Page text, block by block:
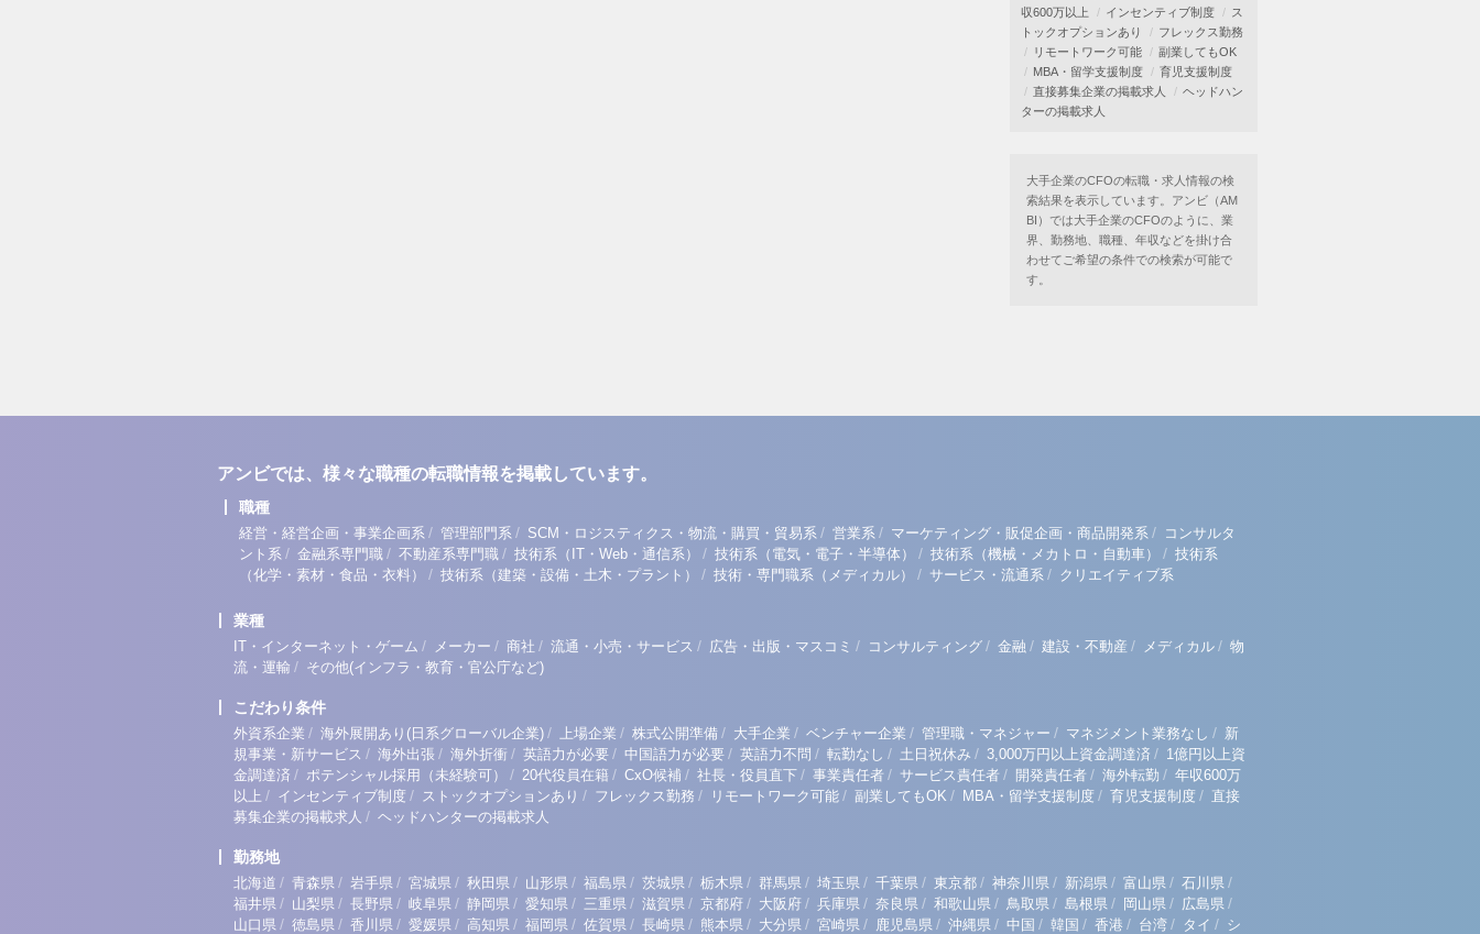
収600万以上
インセンティブ制度
ス
トックオプションあり
フレックス勤務
リモートワーク可能
副業してもOK
MBA・留学支援制度
育児支援制度
直接募集企業の掲載求人
ヘッドハン
ターの掲載求人
大手企業のCFOの転職・求人情報の検
索結果を表示しています。アンビ（AM
BI）では大手企業のCFOのように、業
界、勤務地、職種、年収などを掛け合
わせてご希望の条件での検索が可能で
す。
アンビでは、様々な職種の転職情報を掲載しています。
職種
経営・経営企画・事業企画系 / 管理部門系 / SCM・ロジスティクス・物流・購買・貿易系 / 営業系 / マーケティング・販促企画・商品開発系 / コンサルタ
ント系 / 金融系専門職 / 不動産系専門職 / 技術系（IT・Web・通信系） / 技術系（電気・電子・半導体） / 技術系（機械・メカトロ・自動車） / 技術系
（化学・素材・食品・衣料）
/ 技術系（建築・設備・土木・プラント） / 技術・専門職系（メディカル） / サービス・流通系 / クリエイティブ系
業種
IT・インターネット・ゲーム / メーカー / 商社 / 流通・小売・サービス / 広告・出版・マスコミ / コンサルティング / 金融 / 建設・不動産 / メディカル / 物
流・運輸 / その他(インフラ・教育・官公庁など)
こだわり条件
外資系企業 / 海外展開あり(日系グローバル企業) / 上場企業 / 株式公開準備 / 大手企業 / ベンチャー企業 / 管理職・マネジャー / マネジメント業務なし / 新
規事業・新サービス / 海外出張 / 海外折衝 / 英語力が必要 / 中国語力が必要 / 英語力不問 / 転勤なし / 土日祝休み / 3,000万円以上資金調達済 / 1億円以上資
金調達済 / ポテンシャル採用（未経験可） / 20代役員在籍 / CxO候補 / 社長・役員直下 / 事業責任者 / サービス責任者 / 開発責任者 / 海外転勤 / 年収600万
以上 / インセンティブ制度 / ストックオプションあり / フレックス勤務 / リモートワーク可能 / 副業してもOK / MBA・留学支援制度 / 育児支援制度 / 直接
募集企業の掲載求人 / ヘッドハンターの掲載求人
勤務地
北海道 / 青森県 / 岩手県 / 宮城県 / 秋田県 / 山形県 / 福島県 / 茨城県 / 栃木県 / 群馬県 / 埼玉県 / 千葉県 / 東京都 / 神奈川県 / 新潟県 / 富山県 / 石川県 /
福井県 / 山梨県 / 長野県 / 岐阜県 / 静岡県 / 愛知県 / 三重県 / 滋賀県 / 京都府 / 大阪府 / 兵庫県 / 奈良県 / 和歌山県 / 鳥取県 / 島根県 / 岡山県 / 広島県 /
山口県 / 徳島県 / 香川県 / 愛媛県 / 高知県 / 福岡県 / 佐賀県 / 長崎県 / 熊本県 / 大分県 / 宮崎県 / 鹿児島県 / 沖縄県 / 中国 / 韓国 / 香港 / 台湾 / タイ / シ